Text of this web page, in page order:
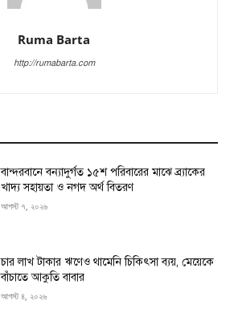
Ruma Barta
http://rumabarta.com
বান্দরবানে বন্যাদুর্গত ১৫শ পরিবারের মাঝে ব্র্যাকের
খাদ্য সহায়তা ও নগদ অর্থ বিতরণ
আগস্ট ৭, ২০২৬
চার লাখ টাকার ঋণেও থামেনি চিকিৎসা ব্যয়, মেয়েকে
বাঁচাতে আকুতি বাবার
আগস্ট ৪, ২০২৬